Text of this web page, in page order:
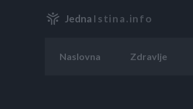
Jedna Istina.info
Naslovna Zdravlje